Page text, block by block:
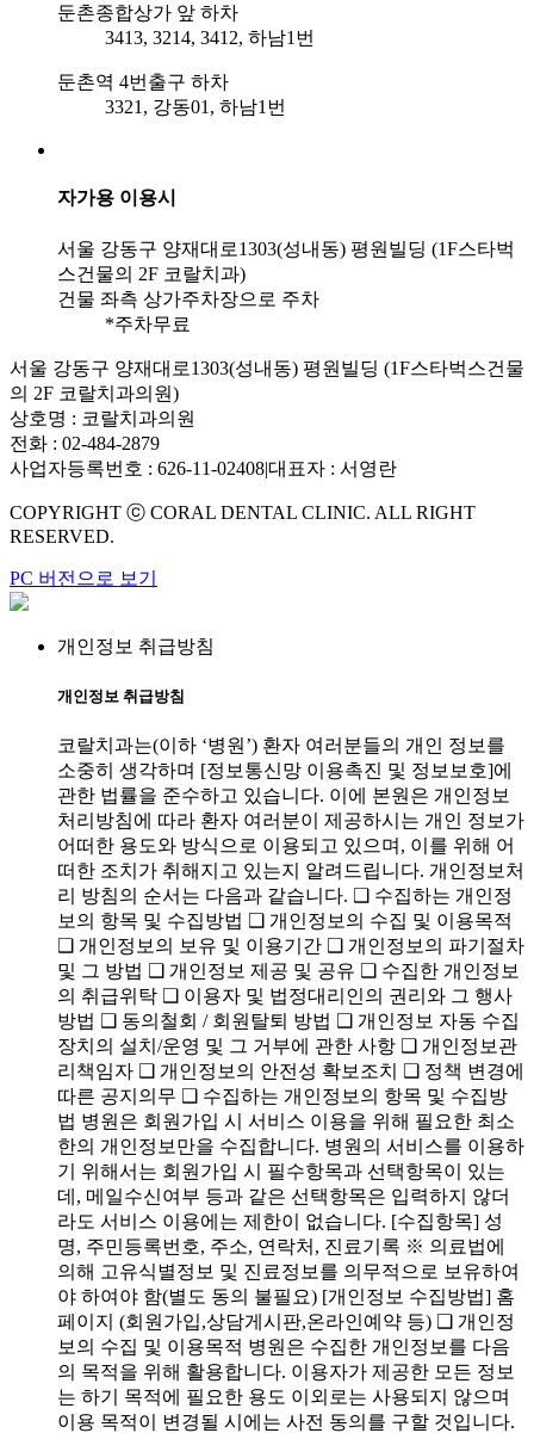
둔촌종합상가 앞 하차
3413, 3214, 3412, 하남1번
둔촌역 4번출구 하차
3321, 강동01, 하남1번
자가용 이용시
서울 강동구 양재대로1303(성내동) 평원빌딩 (1F스타벅
스건물의 2F 코랄치과)
건물 좌측 상가주차장으로 주차
*주차무료
서울 강동구 양재대로1303(성내동) 평원빌딩 (1F스타벅스건물
의 2F 코랄치과의원)
상호명 : 코랄치과의원
전화 : 02-484-2879
사업자등록번호 : 626-11-02408|대표자 : 서영란
COPYRIGHT ⓒ CORAL DENTAL CLINIC. ALL RIGHT
RESERVED.
PC 버전으로 보기
개인정보 취급방침
개인정보 취급방침
코랄치과는(이하 ‘병원’) 환자 여러분들의 개인 정보를
소중히 생각하며 [정보통신망 이용촉진 및 정보보호]에
관한 법률을 준수하고 있습니다. 이에 본원은 개인정보
처리방침에 따라 환자 여러분이 제공하시는 개인 정보가
어떠한 용도와 방식으로 이용되고 있으며, 이를 위해 어
떠한 조치가 취해지고 있는지 알려드립니다. 개인정보처
리 방침의 순서는 다음과 같습니다. ❑ 수집하는 개인정
보의 항목 및 수집방법 ❑ 개인정보의 수집 및 이용목적
❑ 개인정보의 보유 및 이용기간 ❑ 개인정보의 파기절차
및 그 방법 ❑ 개인정보 제공 및 공유 ❑ 수집한 개인정보
의 취급위탁 ❑ 이용자 및 법정대리인의 권리와 그 행사
방법 ❑ 동의철회 / 회원탈퇴 방법 ❑ 개인정보 자동 수집
장치의 설치/운영 및 그 거부에 관한 사항 ❑ 개인정보관
리책임자 ❑ 개인정보의 안전성 확보조치 ❑ 정책 변경에
따른 공지의무 ❑ 수집하는 개인정보의 항목 및 수집방
법 병원은 회원가입 시 서비스 이용을 위해 필요한 최소
한의 개인정보만을 수집합니다. 병원의 서비스를 이용하
기 위해서는 회원가입 시 필수항목과 선택항목이 있는
데, 메일수신여부 등과 같은 선택항목은 입력하지 않더
라도 서비스 이용에는 제한이 없습니다. [수집항목] 성
명, 주민등록번호, 주소, 연락처, 진료기록 ※ 의료법에
의해 고유식별정보 및 진료정보를 의무적으로 보유하여
야 하여야 함(별도 동의 불필요) [개인정보 수집방법] 홈
페이지 (회원가입,상담게시판,온라인예약 등) ❑ 개인정
보의 수집 및 이용목적 병원은 수집한 개인정보를 다음
의 목적을 위해 활용합니다. 이용자가 제공한 모든 정보
는 하기 목적에 필요한 용도 이외로는 사용되지 않으며
이용 목적이 변경될 시에는 사전 동의를 구할 것입니다.